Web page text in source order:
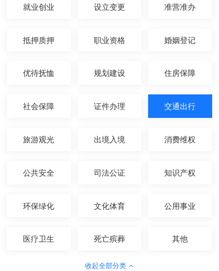
就业创业 设立变更 准营准办
抵押质押 职业资格 婚姻登记
优待抚恤 规划建设 住房保障
社会保障 证件办理 交通出行
旅游观光 出境入境 消费维权
公共安全 司法公证 知识产权
环保绿化 文化体育 公用事业
医疗卫生 死亡殡葬 其他
收起全部分类